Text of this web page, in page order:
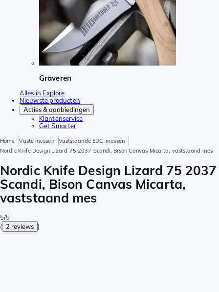
Graveren
Alles in Explore
Nieuwste producten
Acties & aanbiedingen
Klantenservice
Get Smarter
Home Vaste messen
Vaststaande EDC-messen
Nordic Knife Design Lizard 75 2037 Scandi, Bison Canvas Micarta, vaststaand mes
Nordic Knife Design Lizard 75 2037
Scandi, Bison Canvas Micarta,
vaststaand mes
5/5
( 2 reviews )